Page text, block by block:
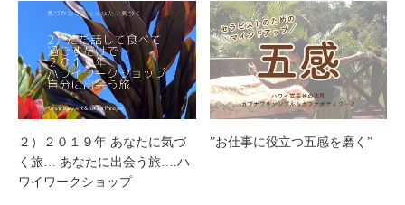
２）２０１９年 あなたに気づ
く旅… あなたに出会う旅….ハ
ワイワークショップ
”お仕事に役立つ五感を磨く”